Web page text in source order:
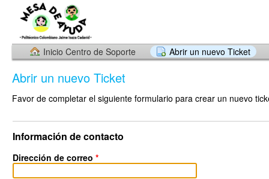
Inicio Centro de Soporte Abrir un nuevo Ticket
Abrir un nuevo Ticket
Favor de completar el siguiente formulario para crear un nuevo
Información de contacto
Dirección de correo *